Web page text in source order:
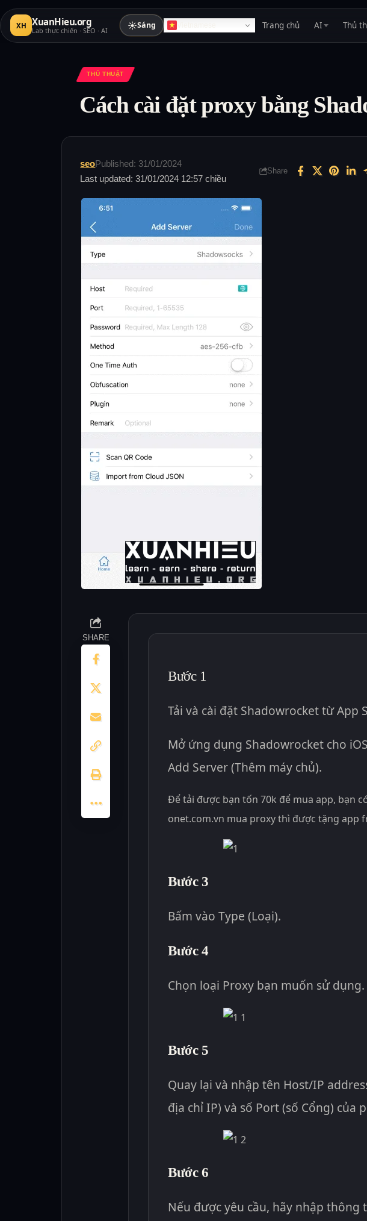
XH XuanHieu.org
Lab thực chiến · SEO · AI ☀Sáng Trang chủ AI Thủ
THỦ THUẬT
Cách cài đặt proxy bằng
Last updated: 31/01/2024 12:57 chiều
seoPublished: 31/01/2024
Share
SHARE
Bước 1
Tải và cài đặt Shadowrocket từ App
Mở ứng dụng Shadowrocket cho
Add Server (Thêm máy chủ).
Để tải được bạn tốn 70k để mua app, bạn
onet.com.vn mua proxythì được tặng app
Bước 3
Bấm vào Type (Loại).
Bước 4
Chọn loại Proxy bạn muốn sử dụng.
Bước 5
Quay lại và nhập tên Host/IP
địa chỉ IP) và số Port (số Cổng) của
Bước 6
Nếu được yêu cầu, hãy nhập thông